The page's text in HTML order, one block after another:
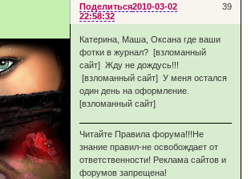
Поделиться 39
2010-03-02
22:58:32
Катерина, Маша, Оксана где ваши
фотки в журнал? [взломанный
сайт] Жду не дождусь!!!
[взломанный сайт] У меня остался
один день на оформление.
[взломанный сайт]
Читайте Правила форума!!!Не
знание правил-не освобождает от
ответственности! Реклама сайтов и
форумов запрещена!